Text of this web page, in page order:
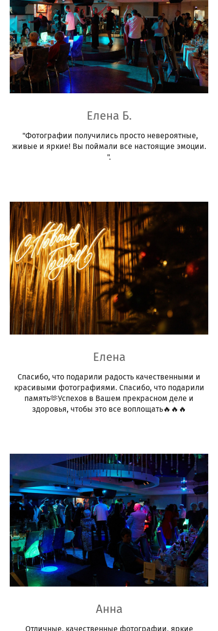
Елена Б.
"Фотографии получились просто невероятные,
живые и яркие! Вы поймали все настоящие эмоции.
".
Елена
Спасибо, что подарили радость качественными и
красивыми фотографиями. Спасибо, что подарили
память🫶Успехов в Вашем прекрасном деле и
здоровья, чтобы это все воплощать🔥🔥🔥
Анна
Отличные, качественные фотографии, яркие